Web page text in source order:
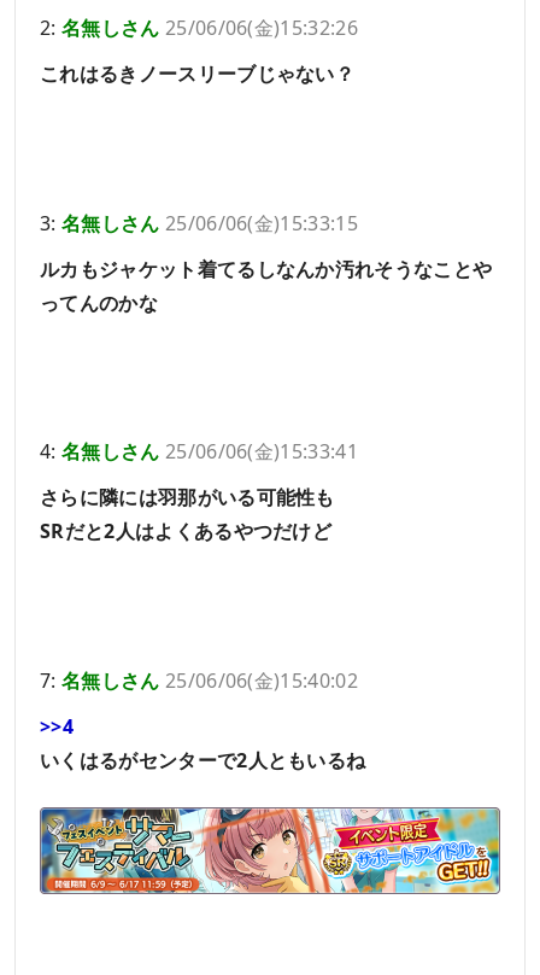
2: 名無しさん 25/06/06(金)15:32:26
これはるきノースリーブじゃない？
3: 名無しさん 25/06/06(金)15:33:15
ルカもジャケット着てるしなんか汚れそうなことや
ってんのかな
4: 名無しさん 25/06/06(金)15:33:41
さらに隣には羽那がいる可能性も
SRだと2人はよくあるやつだけど
7: 名無しさん 25/06/06(金)15:40:02
>>4
いくはるがセンターで2人ともいるね